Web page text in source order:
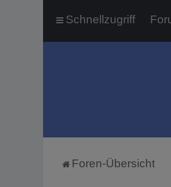
Schnellzugriff
Foren-Übersicht